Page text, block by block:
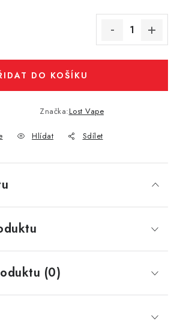
DO KOŠÍKU
Značka:Lost Vape
Hlídat Sdílet
(0)